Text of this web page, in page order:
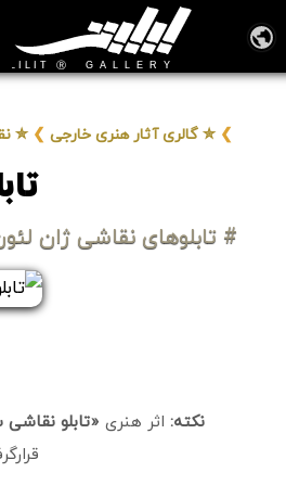
❯ ✮ گالری آثار هنری خارجی ❯
✮
# تابلوهای نقاشی ژان
نکته:اثر هنری «تابلو